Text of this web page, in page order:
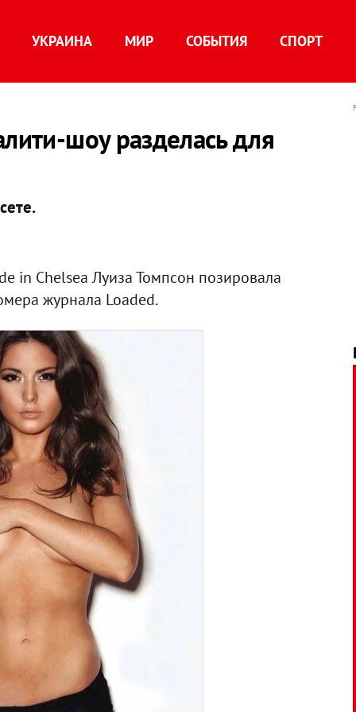
УКРАИНА МИР СОБЫТИЯ СПОРТ
шоу разделась для
in Chelsea Луиза Томпсон позировала
журнала Loaded.